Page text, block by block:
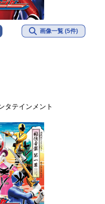
画像一覧 (5件)
タテインメント